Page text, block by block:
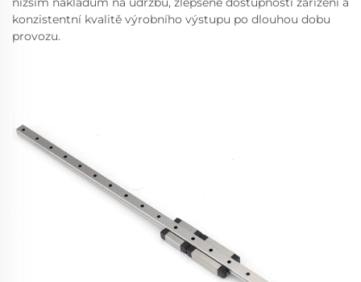
konzistentní kvalitě výrobního výstupu po dlouhou dobu
provozu.